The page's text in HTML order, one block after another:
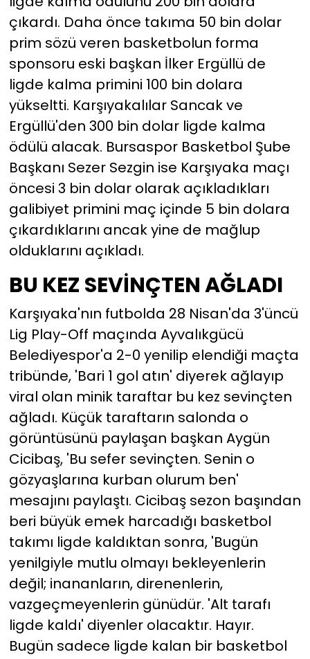
çıkardı. Daha önce takıma 50 bin dolar
prim sözü veren basketbolun forma
sponsoru eski başkan İlker Ergüllü de
ligde kalma primini 100 bin dolara
yükseltti. Karşıyakalılar Sancak ve
Ergüllü'den 300 bin dolar ligde kalma
ödülü alacak. Bursaspor Basketbol Şube
Başkanı Sezer Sezgin ise Karşıyaka maçı
öncesi 3 bin dolar olarak açıkladıkları
galibiyet primini maç içinde 5 bin dolara
çıkardıklarını ancak yine de mağlup
olduklarını açıkladı.
BU KEZ SEVİNÇTEN AĞLADI
Karşıyaka'nın futbolda 28 Nisan'da 3'üncü
Lig Play-Off maçında Ayvalıkgücü
Belediyespor'a 2-0 yenilip elendiği maçta
tribünde, 'Bari 1 gol atın' diyerek ağlayıp
viral olan minik taraftar bu kez sevinçten
ağladı. Küçük taraftarın salonda o
görüntüsünü paylaşan başkan Aygün
Cicibaş, 'Bu sefer sevinçten. Senin o
gözyaşlarına kurban olurum ben'
mesajını paylaştı. Cicibaş sezon başından
beri büyük emek harcadığı basketbol
takımı ligde kaldıktan sonra, 'Bugün
yenilgiyle mutlu olmayı bekleyenlerin
değil; inananların, direnenlerin,
vazgeçmeyenlerin günüdür. 'Alt tarafı
ligde kaldı' diyenler olacaktır. Hayır.
Bugün sadece ligde kalan bir basketbol